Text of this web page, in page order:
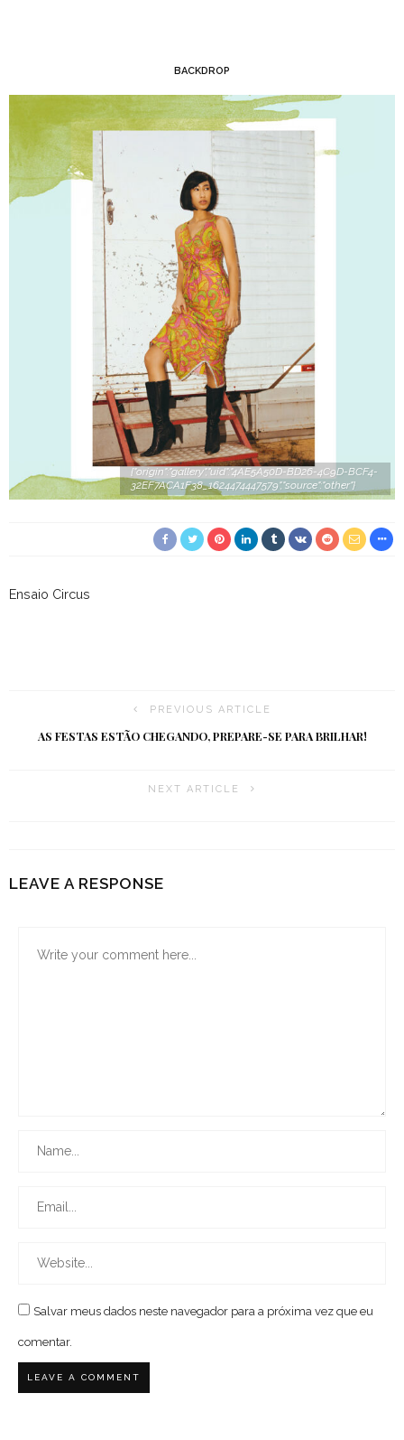
BACKDROP
{"origin":"gallery","uid":"4AE5A50D-BD26-4C9D-BCF4-
32EF7ACA1F38_1624474447579","source":"other"}
Ensaio Circus
PREVIOUS ARTICLE
AS FESTAS ESTÃO CHEGANDO, PREPARE-SE PARA BRILHAR!
NEXT ARTICLE
LEAVE A RESPONSE
Salvar meus dados neste navegador para a próxima vez que eu
comentar.